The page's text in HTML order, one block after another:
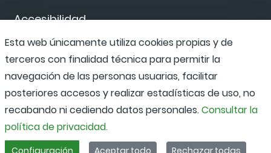
Accesibilidad
Canal de denuncias
Esta web únicamente utiliza cookies propias y de
terceros con finalidad técnica para permitir la
navegación de las personas usuarias, facilitar
posteriores accesos y realizar estadísticas de uso, no
recabando ni cediendo datos personales.Consultar la
política de privacidad.
Configuración Aceptar todo Rechazar todas